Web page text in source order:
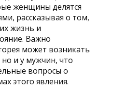
женщины делятся
рассказывая о том,
жизнь и
Важно
может возникать
и у мужчин, что
вопросы о
этого явления.